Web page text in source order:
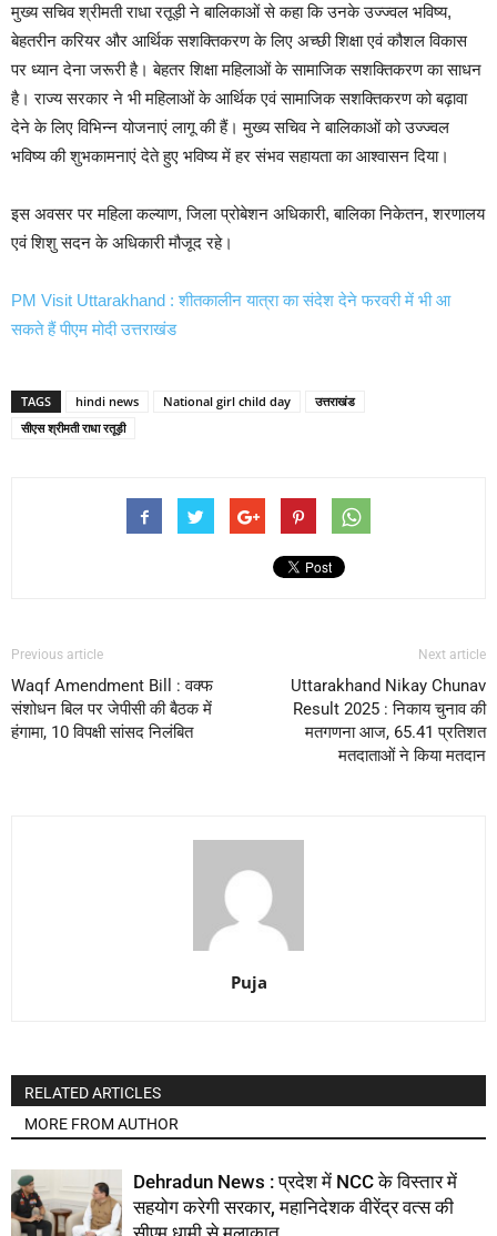
मुख्य सचिव श्रीमती राधा रतूड़ी ने बालिकाओं से कहा कि उनके उज्ज्वल भविष्य,
बेहतरीन करियर और आर्थिक सशक्तिकरण के लिए अच्छी शिक्षा एवं कौशल विकास
पर ध्यान देना जरूरी है। बेहतर शिक्षा महिलाओं के सामाजिक सशक्तिकरण का साधन
है। राज्य सरकार ने भी महिलाओं के आर्थिक एवं सामाजिक सशक्तिकरण को बढ़ावा
देने के लिए विभिन्न योजनाएं लागू की हैं। मुख्य सचिव ने बालिकाओं को उज्ज्वल
भविष्य की शुभकामनाएं देते हुए भविष्य में हर संभव सहायता का आश्वासन दिया।
इस अवसर पर महिला कल्याण, जिला प्रोबेशन अधिकारी, बालिका निकेतन, शरणालय
एवं शिशु सदन के अधिकारी मौजूद रहे।
PM Visit Uttarakhand : शीतकालीन यात्रा का संदेश देने फरवरी में भी आ
सकते हैं पीएम मोदी उत्तराखंड
TAGS hindi news National girl child day
उत्तराखंड
सीएस श्रीमती राधा रतूड़ी
Previous article
Waqf Amendment Bill : वक्फ
संशोधन बिल पर जेपीसी की बैठक में
हंगामा, 10 विपक्षी सांसद निलंबित
Next article
Uttarakhand Nikay Chunav
Result 2025 : निकाय चुनाव की
मतगणना आज, 65.41 प्रतिशत
मतदाताओं ने किया मतदान
Puja
RELATED ARTICLES
MORE FROM AUTHOR
Dehradun News : प्रदेश में NCC के विस्तार में
सहयोग करेगी सरकार, महानिदेशक वीरेंद्र वत्स की